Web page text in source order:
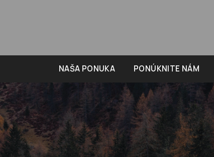
NAŠA PONUKA PONÚKNITE NÁM